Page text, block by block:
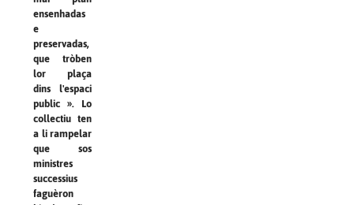
ensenhadas
e
preservadas,
que tròben
lor plaça
dins l'espaci
public ». Lo
collectiu ten
a li rampelar
que sos
ministres
successius
faguèron